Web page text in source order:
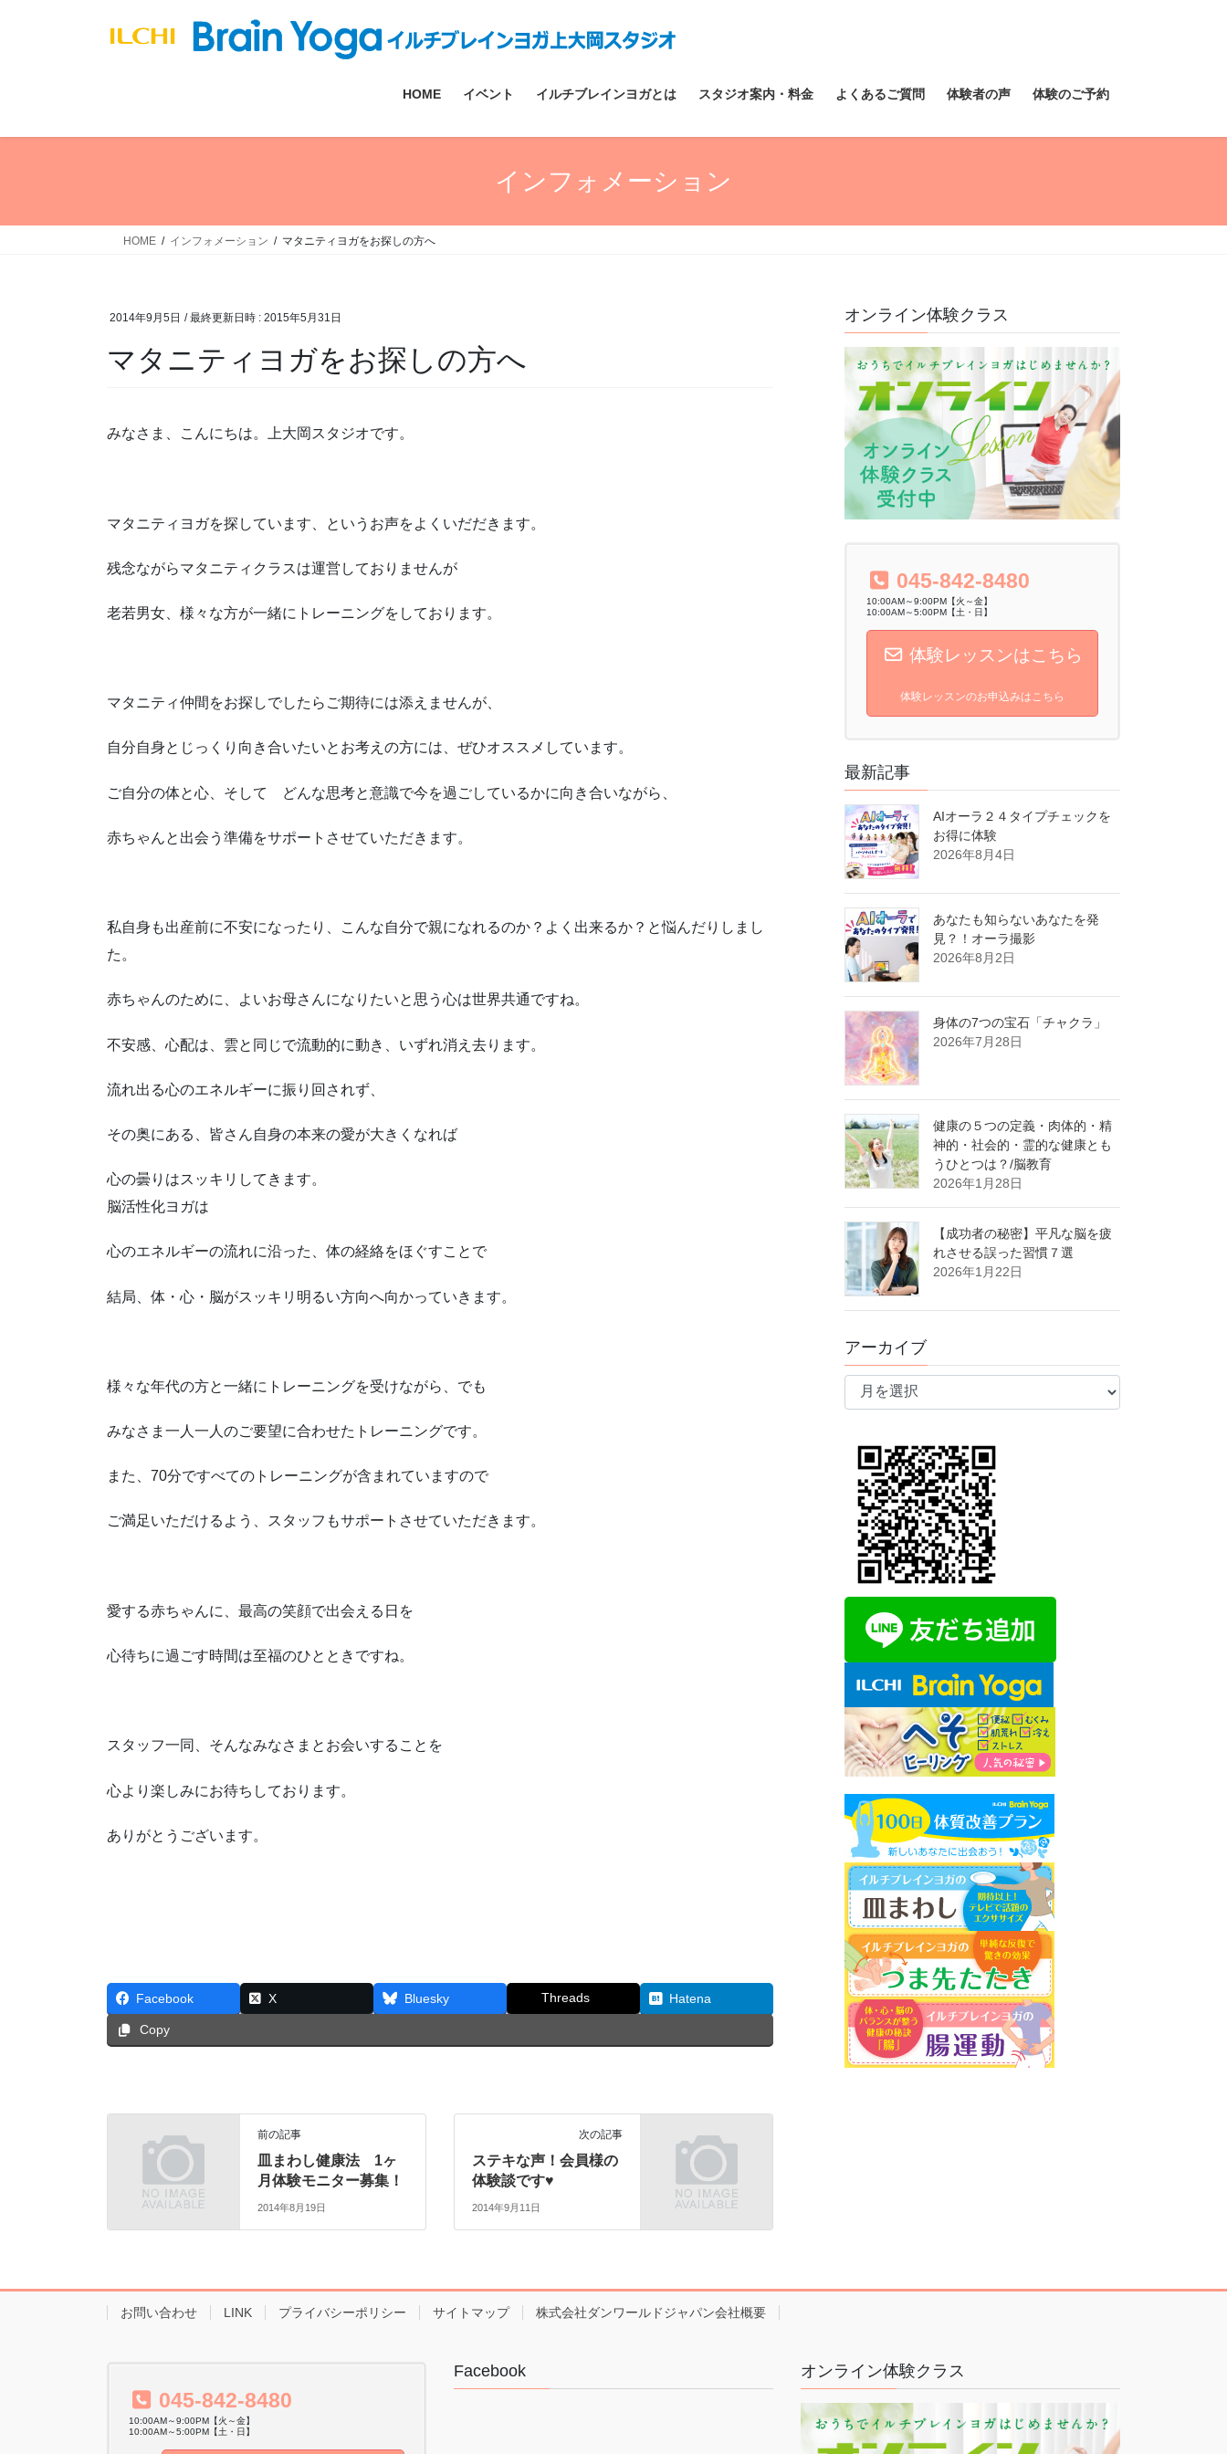
ス
ン
HOME イベント イルチブレインヨガとは スタジオ案内・料金 よくあるご質問 体験者の声 体験のご予約
インフォメーション
HOME インフォメーション マタニティヨガをお探しの方へ
2014年9月5日 / 最終更新日時 : 2015年5月31日
マタニティヨガをお探しの方へ
みなさま、こんにちは。上大岡スタジオです。
マタニティヨガを探しています、というお声をよくいだだきます。
残念ながらマタニティクラスは運営しておりませんが
老若男女、様々な方が一緒にトレーニングをしております。
マタニティ仲間をお探しでしたらご期待には添えませんが、
自分自身とじっくり向き合いたいとお考えの方には、ぜひオススメしています。
ご自分の体と心、そして どんな思考と意識で今を過ごしているかに向き合いながら、
赤ちゃんと出会う準備をサポートさせていただきます。
私自身も出産前に不安になったり、こんな自分で親になれるのか？よく出来るか？と悩んだりしまし
た。
赤ちゃんのために、よいお母さんになりたいと思う心は世界共通ですね。
不安感、心配は、雲と同じで流動的に動き、いずれ消え去ります。
流れ出る心のエネルギーに振り回されず、
その奥にある、皆さん自身の本来の愛が大きくなれば
心の曇りはスッキリしてきます。
脳活性化ヨガは
心のエネルギーの流れに沿った、体の経絡をほぐすことで
結局、体・心・脳がスッキリ明るい方向へ向かっていきます。
様々な年代の方と一緒にトレーニングを受けながら、でも
みなさま一人一人のご要望に合わせたトレーニングです。
また、70分ですべてのトレーニングが含まれていますので
ご満足いただけるよう、スタッフもサポートさせていただきます。
愛する赤ちゃんに、最高の笑顔で出会える日を
心待ちに過ごす時間は至福のひとときですね。
スタッフ一同、そんなみなさまとお会いすることを
心より楽しみにお待ちしております。
ありがとうございます。
Facebook X Bluesky Threads Hatena
Copy
前の記事
皿まわし健康法 1ヶ
月体験モニター募集！
2014年8月19日
次の記事
ステキな声！会員様の
体験談です♥
2014年9月11日
オンライン体験クラス
045-842-8480
10:00AM～9:00PM【火～金】
10:00AM～5:00PM【土・日】
体験レッスンはこちら
体験レッスンのお申込みはこちら
最新記事
AIオーラ２４タイプチェックを
お得に体験
2026年8月4日
あなたも知らないあなたを発
見？！オーラ撮影
2026年8月2日
身体の7つの宝石「チャクラ」
2026年7月28日
健康の５つの定義・肉体的・精
神的・社会的・霊的な健康とも
うひとつは？/脳教育
2026年1月28日
【成功者の秘密】平凡な脳を疲
れさせる誤った習慣７選
2026年1月22日
アーカイブ
ア
お問い合わせ LINK プライバシーポリシー サイトマップ 株式会社ダンワールドジャパン会社概要
045-842-8480
10:00AM～9:00PM【火～金】
10:00AM～5:00PM【土・日】
Facebook オンライン体験クラス